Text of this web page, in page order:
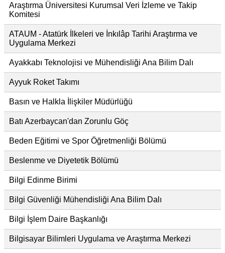
Araştırma Üniversitesi Kurumsal Veri İzleme ve Takip
Komitesi
ATAUM - Atatürk İlkeleri ve İnkılâp Tarihi Araştırma ve
Uygulama Merkezi
Ayakkabı Teknolojisi ve Mühendisliği Ana Bilim Dalı
Ayyuk Roket Takımı
Basın ve Halkla İlişkiler Müdürlüğü
Batı Azerbaycan'dan Zorunlu Göç
Beden Eğitimi ve Spor Öğretmenliği Bölümü
Beslenme ve Diyetetik Bölümü
Bilgi Edinme Birimi
Bilgi Güvenliği Mühendisliği Ana Bilim Dalı
Bilgi İşlem Daire Başkanlığı
Bilgisayar Bilimleri Uygulama ve Araştırma Merkezi